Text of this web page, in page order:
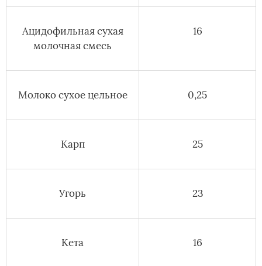
Ацидофильная сухая
молочная смесь
16
Молоко сухое цельное 0,25
Карп 25
Угорь 23
Кета 16